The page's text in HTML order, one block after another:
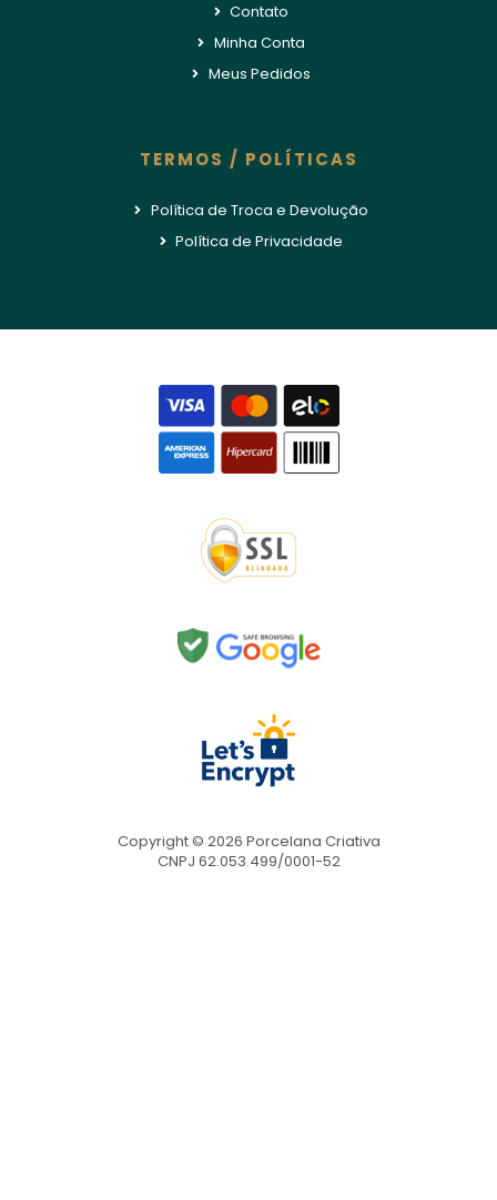
Contato
Minha Conta
Meus Pedidos
TERMOS / POLÍTICAS
Política de Troca e Devolução
Política de Privacidade
Copyright © 2026 Porcelana Criativa
CNPJ 62.053.499/0001-52